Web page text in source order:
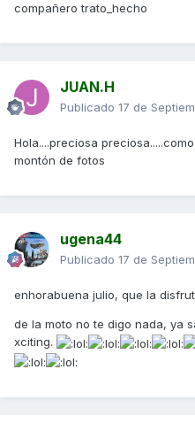
compañero trato_hecho
JUAN.H
Publicado 17 de
Hola....preciosa
montón de fotos
ugena44
Publicado 17 de
enhorabuena julio, que la
de la moto no te digo nada, ya
xciting.